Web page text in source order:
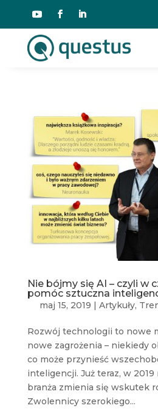
Nie bójmy się AI – czyli w
pomóc sztuczna
maj 15, 2019 Artykuły,
Rozwój technologii to nowe
nowe zagrożenia – niekiedy
co może przynieść
inteligencji. Już teraz, w 2019
branża zmienia się wskutek
Zwolennicy szerokiego...